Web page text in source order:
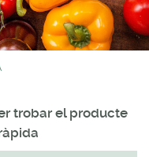
trobar el producte